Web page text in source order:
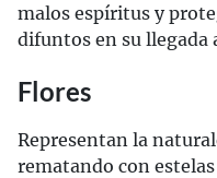
malos espíritus y
difuntos en su llegada
Flores
Representan la
rematando con